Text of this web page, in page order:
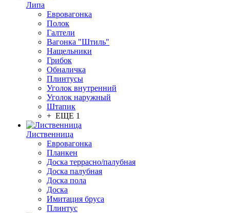
Липа
Евровагонка
Полок
Галтели
Вагонка "Штиль"
Нащельники
Грибок
Обналичка
Плинтусы
Уголок внутренний
Уголок наружный
Штапик
+ ЕЩЕ 1
Лиственница
Евровагонка
Планкен
Доска террасно/палубная
Доска палубная
Доска пола
Доска
Имитация бруса
Плинтус